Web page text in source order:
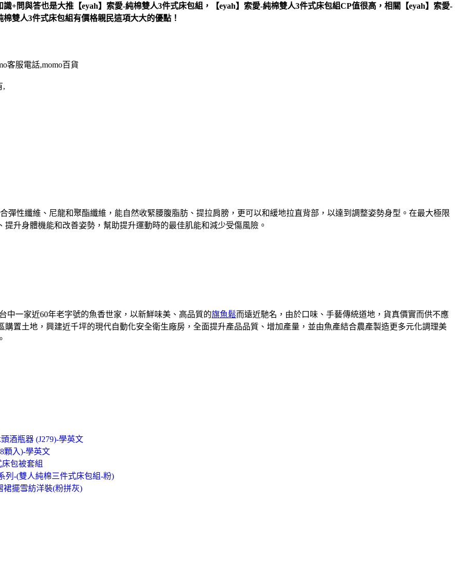
+問與答也是大推【eyah】索愛-純棉雙人3件式床包組，【eyah】索愛-純棉雙人3件式床包組CP值很高，相關【eyah】索愛-
雙人3件式床包組有價格親民這項大大的優點！
客服電話,momo百貨
,
彈性纖維、尼龍和聚酯纖維，能自然收緊腰腹脂肪、提拉肩膀，更可以和緩地拉直背部，以達到調整姿勢身型。在最大極限
升身體機能和改善姿勢，幫助提升運動時的最佳肌能和減少受傷風險。
中一家近60年老字號的魚香世家，以新鮮味美、高品質的旗魚鬆而遠近馳名，由於口味、手藝傳統道地，貨真價實而供不應
置土地，興建近千坪的現代自動化安全衛生廠房，全面提升產品品質、增加產量，並由魚產結合農產製造更多元化調理美
酒瓶器 (J279)-學英文
顆入)-學英文
包被套組
列-(雙人純棉三件式床包組-粉)
裙擺雪紡洋裝(粉拼灰)